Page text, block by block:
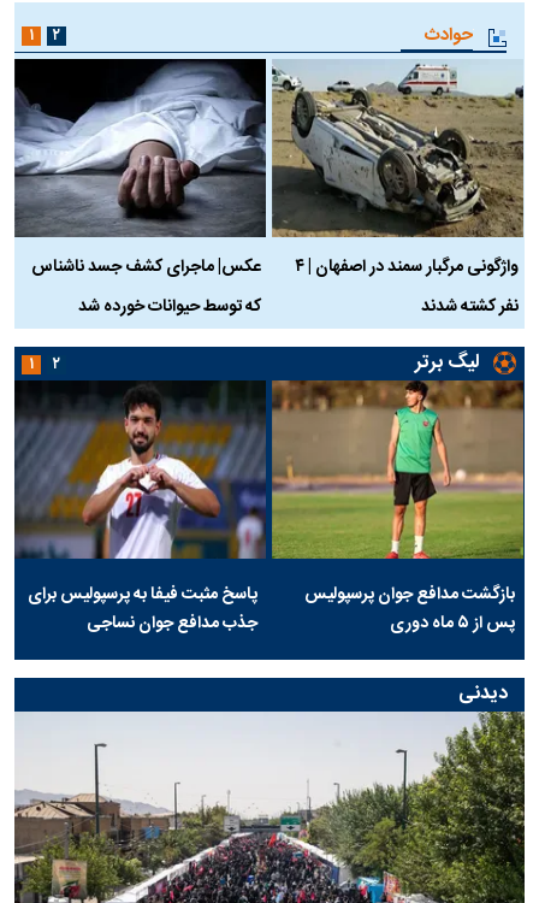
حوادث
واژگونی مرگبار سمند در اصفهان | ۴
نفر کشته شدند
عکس| ماجرای کشف جسد ناشناس
که توسط حیوانات خورده شد
۱ ۲
لیگ برتر
بازگشت مدافع جوان پرسپولیس
پس از ۵ ماه دوری
پاسخ مثبت فیفا به پرسپولیس برای
جذب مدافع جوان نساجی
۱ ۲
دیدنی